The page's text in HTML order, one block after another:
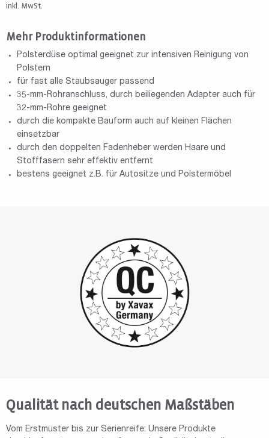
inkl. MwSt.
Mehr Produktinformationen
Polsterdüse optimal geeignet zur intensiven Reinigung von
Polstern
für fast alle Staubsauger passend
35-mm-Rohranschluss, durch beiliegenden Adapter auch für
32-mm-Rohre geeignet
durch die kompakte Bauform auch auf kleinen Flächen
einsetzbar
durch den doppelten Fadenheber werden Haare und
Stofffasern sehr effektiv entfernt
bestens geeignet z.B. für Autositze und Polstermöbel
Qualität nach deutschen Maßstäben
Vom Erstmuster bis zur Serienreife: Unsere Produkte